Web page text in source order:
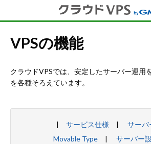
VPSの機能
クラウドVPSでは、安定したサーバー運用
を各種そろえています。
サービス仕様
サーバ
Movable Type
サーバー